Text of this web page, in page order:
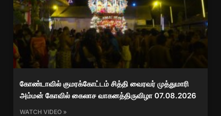
கோண்டாவில் குமரக்கோட்டம் சித்தி வைரவர் முத்துமாரி
அம்மன் கோவில் கைலாச வாகனத்திருவிழா 07.08.2026
WATCH VIDEO »